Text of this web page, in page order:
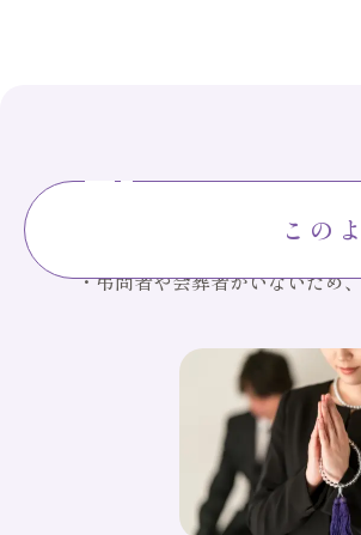
この
故人との静か
・弔問者や会葬者がいないため